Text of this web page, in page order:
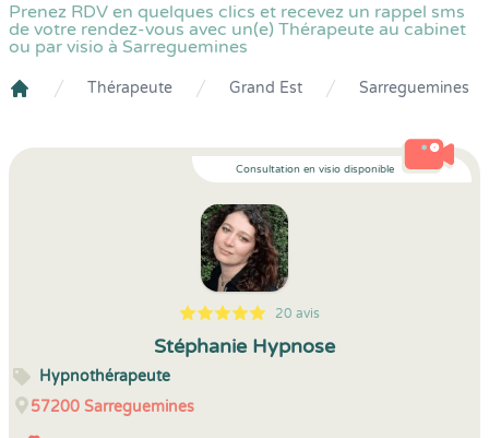
Prenez RDV en quelques clics et recevez un rappel sms
de votre rendez-vous avec un(e) Thérapeute au cabinet
ou par visio à Sarreguemines
Thérapeute Grand Est Sarreguemines
Consultation en visio disponible
5
1
5
20 20 avis
Stéphanie Hypnose
Hypnothérapeute
57200 Sarreguemines